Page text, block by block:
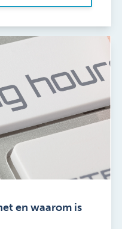
en waarom is